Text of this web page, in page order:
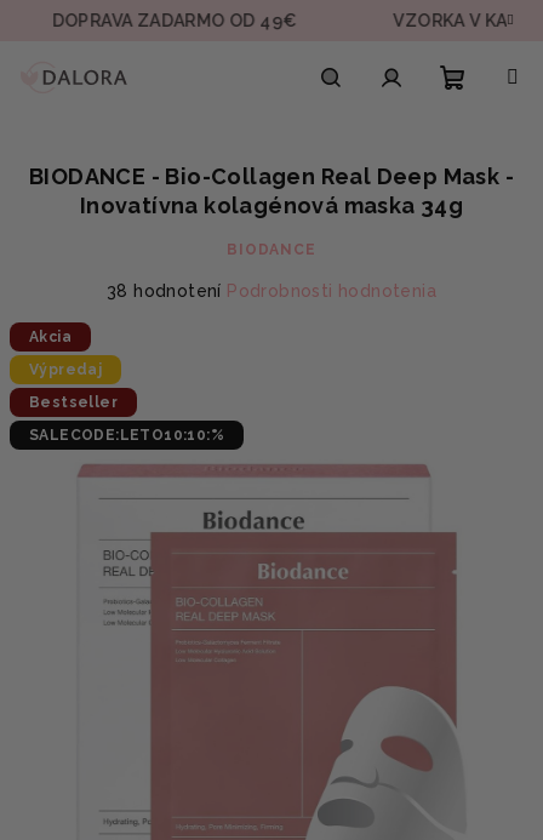
ZADARMO OD 49€ VZORKA V KAŽDEJ
košík
BIODANCE - Bio-Collagen Real Deep Mask -
Inovatívna kolagénová maska 34g
BIODANCE
Priemerné
je
4,9
z
5
38 hodnotení Podrobnosti hodnotenia
Akcia
Výpredaj
Bestseller
SALECODE:LETO10:10:%